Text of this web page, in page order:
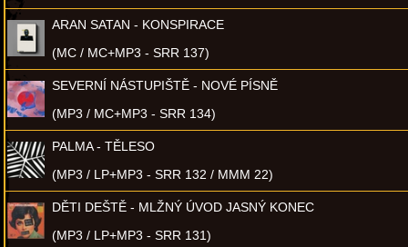
ARAN SATAN - KONSPIRACE
(MC / MC+MP3 - SRR 137)
SEVERNÍ NÁSTUPIŠTĚ - NOVÉ PÍSNĚ
(MP3 / MC+MP3 - SRR 134)
PALMA - TĚLESO
(MP3 / LP+MP3 - SRR 132 / MMM 22)
DĚTI DEŠTĚ - MLŽNÝ ÚVOD JASNÝ KONEC
(MP3 / LP+MP3 - SRR 131)